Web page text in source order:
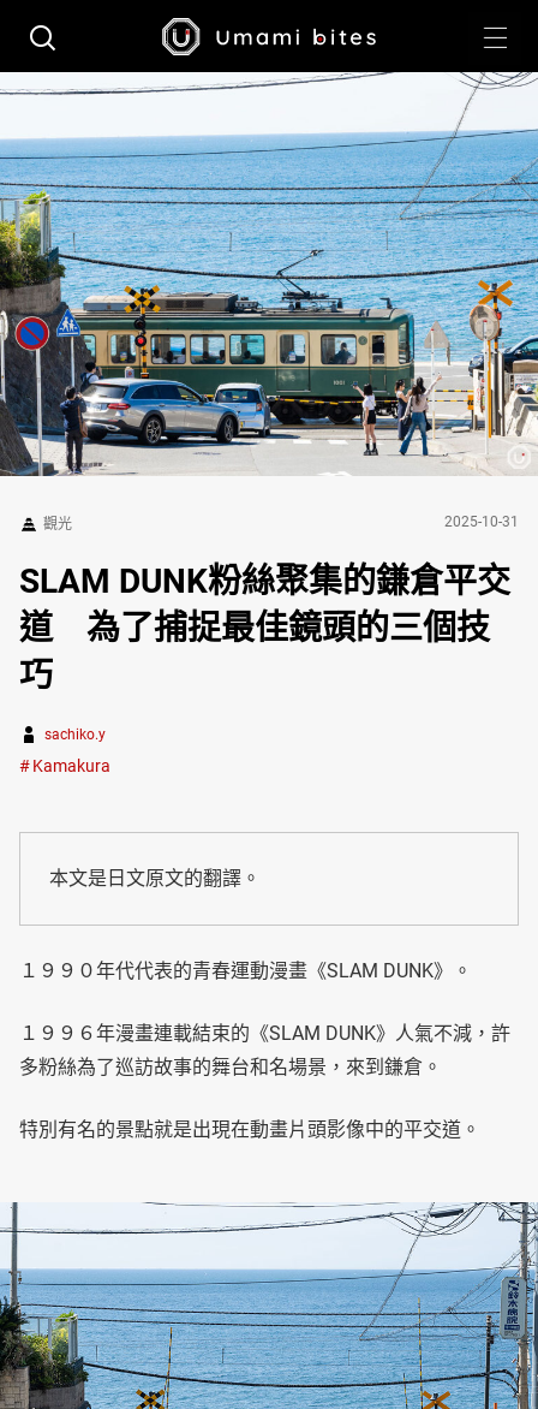
觀光 2025-10-31
SLAM DUNK粉絲聚集的鎌倉平交
道 為了捕捉最佳鏡頭的三個技
巧
sachiko.y
Kamakura
本文是日文原文的翻譯。
１９９０年代代表的青春運動漫畫《SLAM DUNK》。
１９９６年漫畫連載結束的《SLAM DUNK》人氣不減，許
多粉絲為了巡訪故事的舞台和名場景，來到鎌倉。
特別有名的景點就是出現在動畫片頭影像中的平交道。